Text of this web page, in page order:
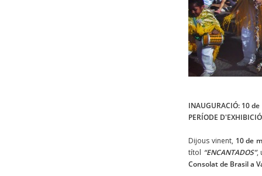
INAUGURACIÓ: 10
PERÍODE
Dijous vinent, 10 de
títol “ENCANTADOS”,
Consolat de Brasil a